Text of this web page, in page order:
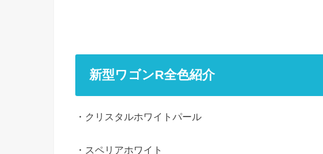
新型ワゴンR全色紹介
・クリスタルホワイトパール
・スペリアホワイト